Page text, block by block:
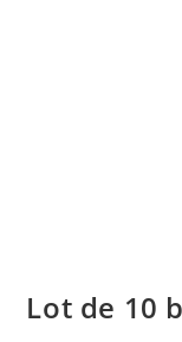
Lot de 10